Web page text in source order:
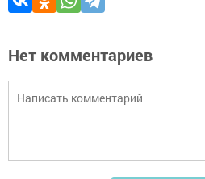
Нет комментариев